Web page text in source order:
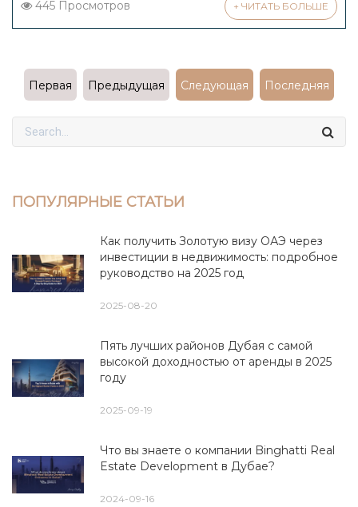
445 Просмотров + ЧИТАТЬ БОЛЬШЕ
Первая Предыдущая Следующая Последняя
ПОПУЛЯРНЫЕ СТАТЬИ
Как получить Золотую визу ОАЭ через
инвестиции в недвижимость: подробное
руководство на 2025 год
2025-08-20
Пять лучших районов Дубая с самой
высокой доходностью от аренды в 2025
году
2025-09-19
Что вы знаете о компании Binghatti Real
Estate Development в Дубае?
2024-09-16